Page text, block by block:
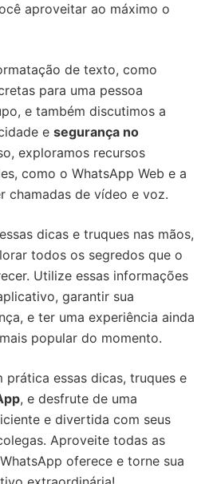
aproveitar ao máximo o
de texto, como
para uma pessoa
e também discutimos a
e segurança no
exploramos recursos
como o WhatsApp Web e a
chamadas de vídeo e voz.
dicas e truques nas mãos,
todos os segredos que o
Utilize essas informações
garantir sua
e ter uma experiência ainda
popular do momento.
prática essas dicas, truques e
, e desfrute de uma
e divertida com seus
Aproveite todas as
oferece e torne sua